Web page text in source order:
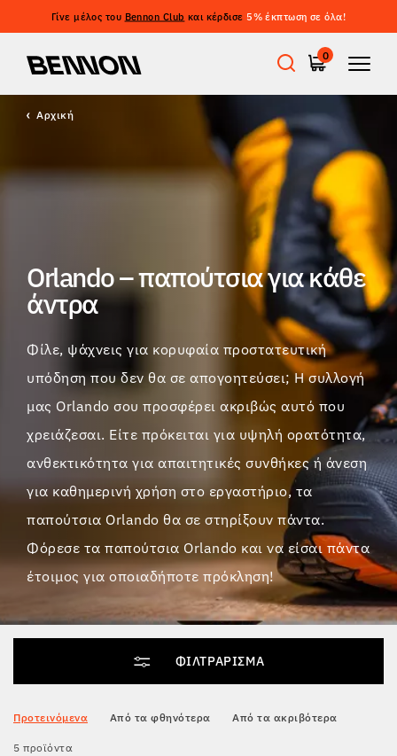
Γίνε μέλος του Bennon Club και κέρδισε 5% έκπτωση σε όλα!
0
Προσφορές
Εργατικά παπούτσια
Outdoor
Casual παπούτσια
Tactical
Ρούχα
ΌΛΑ ΓΙΑ ΤΙΣ ΑΓΟΡΈΣ
ΣΧΕΤΙΚΆ ΜΕ ΕΜΆΣ
Αρχική
Orlando – παπούτσια για κάθε
άντρα
Φίλε, ψάχνεις για κορυφαία προστατευτική
υπόδηση που δεν θα σε απογοητεύσει; Η συλλογή
μας Orlando σου προσφέρει ακριβώς αυτό που
χρειάζεσαι. Είτε πρόκειται για υψηλή ορατότητα,
ανθεκτικότητα για απαιτητικές συνθήκες ή άνεση
για καθημερινή χρήση στο εργαστήριο, τα
παπούτσια Orlando θα σε στηρίξουν πάντα.
Φόρεσε τα παπούτσια Orlando και να είσαι πάντα
έτοιμος για οποιαδήποτε πρόκληση!
ΦΙΛΤΡΆΡΙΣΜΑ
Φιλτράρισμα
ΤΙΜΉ
ΧΡΏΜΑ
ΠΡΌΤΥΠΑ
ΚΌΨΙΜΟ
ΦΙΛΤΡΆΡΙΣΜΑ
ΕΚΚΑΘΆΡΙΣΗ ΦΊΛΤΡΩΝ
5 προϊόντα
Προτεινόμενα Από τα φθηνότερα Από τα ακριβότερα